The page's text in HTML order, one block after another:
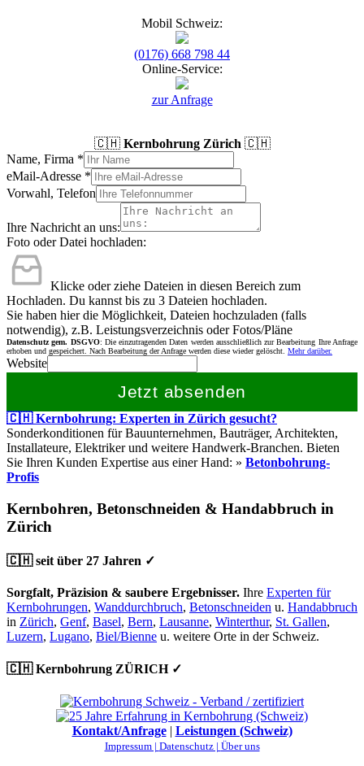
Mobil Schweiz:
(0176) 668 798 44
Online-Service:
zur Anfrage
🇨🇭 Kernbohrung Zürich 🇨🇭
Name, Firma *
eMail-Adresse *
Vorwahl, Telefon
Ihre Nachricht an uns:
Foto oder Datei hochladen:
Klicke oder ziehe Dateien in diesen Bereich zum
Hochladen. Du kannst bis zu 3 Dateien hochladen.
Sie haben hier die Möglichkeit, Dateien hochzuladen (falls
notwendig), z.B. Leistungsverzeichnis oder Fotos/Pläne
Datenschutz gem. DSGVO: Die einzutragenden Daten werden ausschließlich zur Bearbeitung Ihre Anfrage
erhoben und gespeichert. Nach Bearbeitung der Anfrage werden diese wieder gelöscht. Mehr darüber.
Website
Jetzt absenden
🇨🇭 Kernbohrung: Experten in Zürich gesucht?
Sonderkonditionen für Bauunternehmen, Bauträger, Architekten,
Installateure, Elektriker und weitere Handwerk-Branchen. Bieten
Sie Ihren Kunden Expertise aus einer Hand: » Betonbohrung-
Profis
Kernbohren, Betonschneiden & Handabbruch in
Zürich
🇨🇭 seit über 27 Jahren ✓
Sorgfalt, Präzision & saubere Ergebnisser. Ihre Experten für
Kernbohrungen, Wanddurchbruch, Betonschneiden u. Handabbruch
in Zürich, Genf, Basel, Bern, Lausanne, Winterthur, St. Gallen,
Luzern, Lugano, Biel/Bienne u. weitere Orte in der Schweiz.
🇨🇭 Kernbohrung ZÜRICH ✓
Kontakt/Anfrage| Leistungen (Schweiz)
Impressum | Datenschutz | Über uns